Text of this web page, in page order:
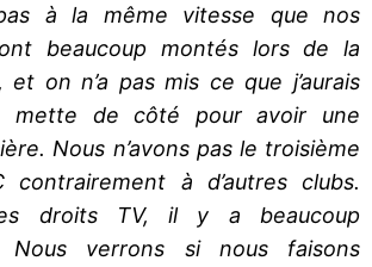
à la même vitesse que nos
beaucoup montés lors de la
et on n’a pas mis ce que j’aurais
mette de côté pour avoir une
Nous n’avons pas le troisième
contrairement à d’autres clubs.
droits TV, il y a beaucoup
Nous verrons si nous faisons